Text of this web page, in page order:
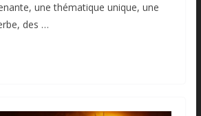
une thématique unique, une
des …